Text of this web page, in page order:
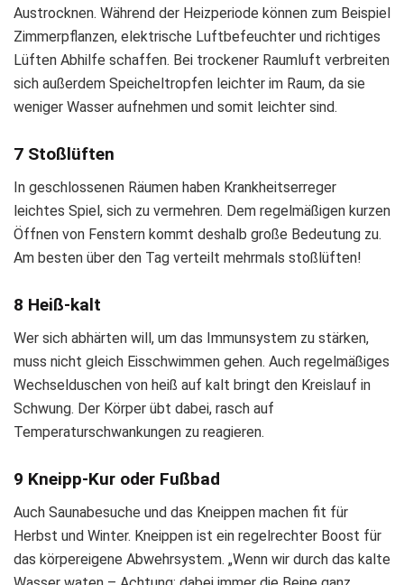
Austrocknen. Während der Heizperiode können zum Beispiel
Zimmerpflanzen, elektrische Luftbefeuchter und richtiges
Lüften Abhilfe schaffen. Bei trockener Raumluft verbreiten
sich außerdem Speicheltropfen leichter im Raum, da sie
weniger Wasser aufnehmen und somit leichter sind.
7 Stoßlüften
In geschlossenen Räumen haben Krankheitserreger
leichtes Spiel, sich zu vermehren. Dem regelmäßigen kurzen
Öffnen von Fenstern kommt deshalb große Bedeutung zu.
Am besten über den Tag verteilt mehrmals stoßlüften!
8 Heiß-kalt
Wer sich abhärten will, um das Immunsystem zu stärken,
muss nicht gleich Eisschwimmen gehen. Auch regelmäßiges
Wechselduschen von heiß auf kalt bringt den Kreislauf in
Schwung. Der Körper übt dabei, rasch auf
Temperaturschwankungen zu reagieren.
9 Kneipp-Kur oder Fußbad
Auch Saunabesuche und das Kneippen machen fit für
Herbst und Winter. Kneippen ist ein regelrechter Boost für
das körpereigene Abwehrsystem. „Wenn wir durch das kalte